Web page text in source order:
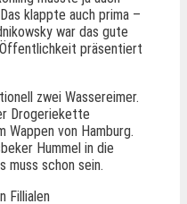
klappte auch prima –
war das gute
präsentiert
zwei Wassereimer.
Drogeriekette
von Hamburg.
Hummel in die
muss schon sein.